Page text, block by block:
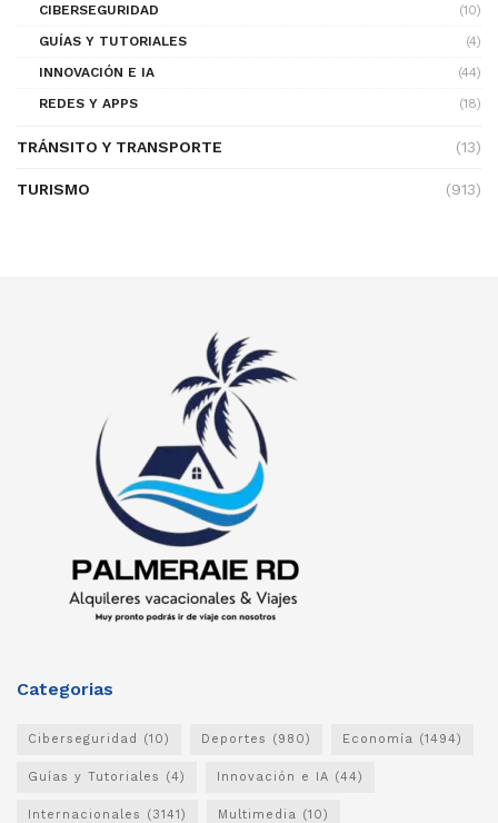
CIBERSEGURIDAD
(10)
GUÍAS Y TUTORIALES
(4)
INNOVACIÓN E IA
(44)
REDES Y APPS
(18)
TRÁNSITO Y TRANSPORTE (13)
TURISMO (913)
Categorias
Ciberseguridad (10) Deportes (980) Economía (1494)
Guías y Tutoriales (4) Innovación e IA (44)
Internacionales (3141) Multimedia (10)